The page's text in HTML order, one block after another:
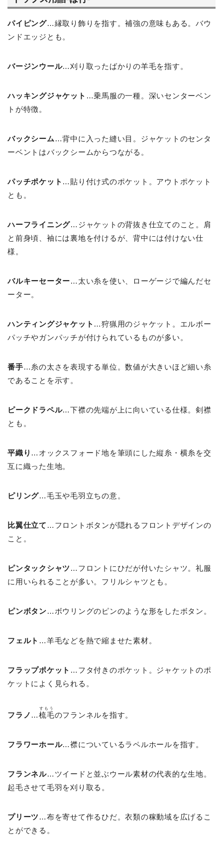
パイピング…縁取り飾りを指す。補強の意味もある。バウ
ンドエッジとも。
バージンウール…刈り取ったばかりの羊毛を指す。
ハッキングジャケット …乗馬服の一種。深いセンターベン
トが特徴。
バックシーム …背中に入った縫い目。ジャケットのセンタ
ーベントはバックシームからつながる。
パッチポケット …貼り付け式のポケット。アウトポケット
とも。
ハーフライニング…ジャケットの背抜き仕立てのこと。肩
と前身頃、袖には裏地を付けるが、背中には付けない仕
様。
バルキーセーター…太い糸を使い、ローゲージで編んだセ
ーター。
ハンティングジャケット …狩猟用のジャケット。エルボー
パッチやガンパッチが付けられているものが多い。
番手…糸の太さを表現する単位。数値が大きいほど細い糸
であることを示す。
ピークドラペル…下襟の先端が上に向いている仕様。剣襟
とも。
平織り …オックスフォード地を筆頭にした縦糸・横糸を交
互に織った生地。
ピリング…毛玉や毛羽立ちの意。
比翼仕立て …フロントボタンが隠れるフロントデザインの
こと。
ピンタックシャツ …フロントにひだが付いたシャツ。礼服
に用いられることが多い。フリルシャツとも。
ピンボタン…ボウリングのピンのような形をしたボタン。
フェルト …羊毛などを熱で縮ませた素材。
フラップポケット …フタ付きのポケット。ジャケットのポ
ケットによく見られる。
フラノ …梳毛
すもう
のフランネルを指す。
フラワーホール…襟についているラペルホールを指す。
フランネル…ツイードと並ぶウール素材の代表的な生地。
起毛させて毛羽を刈り取る。
プリーツ …布を寄せて作るひだ。衣類の稼動域を広げるこ
とができる。